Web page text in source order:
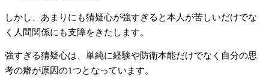
しかし、あまりにも猜疑心が強すぎると本人が苦しいだけでな
く人間関係にも支障をきたします。
強すぎる猜疑心は、単純に経験や防衛本能だけでなく自分の思
考の癖が原因の1つとなっています。